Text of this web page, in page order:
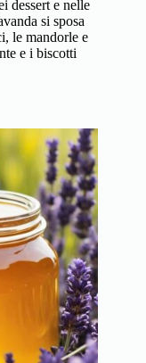
dessert e nelle
si sposa
le mandorle e
e i biscotti